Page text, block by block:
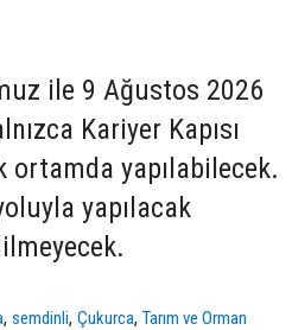
ile 9 Ağustos 2026
Kariyer Kapısı
ortamda yapılabilecek.
yapılacak
,semdinli,Çukurca,Tarım ve Orman